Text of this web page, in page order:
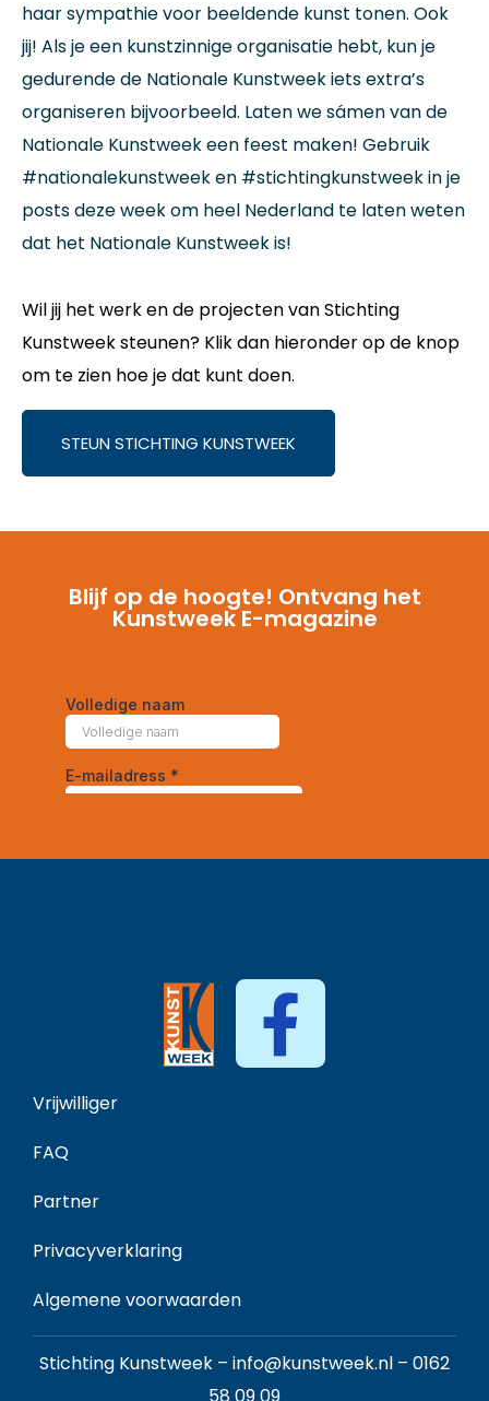
haar sympathie voor beeldende kunst tonen. Ook
jij! Als je een kunstzinnige organisatie hebt, kun je
gedurende de Nationale Kunstweek iets extra’s
organiseren bijvoorbeeld. Laten we sámen van de
Nationale Kunstweek een feest maken! Gebruik
#nationalekunstweek en #stichtingkunstweek in je
posts deze week om heel Nederland te laten weten
dat het Nationale Kunstweek is!
Wil jij het werk en de projecten van Stichting
Kunstweek steunen? Klik dan hieronder op de knop
om te zien hoe je dat kunt doen.
STEUN STICHTING KUNSTWEEK
Blijf op de hoogte! Ontvang het
Kunstweek E-magazine
Vrijwilliger
FAQ
Partner
Privacyverklaring
Algemene voorwaarden
Stichting Kunstweek – info@kunstweek.nl – 0162